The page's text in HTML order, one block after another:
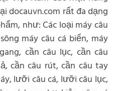
docauvn.com rất đa dạng
như: Các loại máy câu
máy câu cá biển, máy
cần câu lục, cần câu
cần câu rút, cần câu tay
lưỡi câu cá, lưỡi câu lục,